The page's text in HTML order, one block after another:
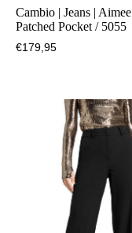
Cambio | Jeans | Aimee
Patched Pocket / 5055
€179,95